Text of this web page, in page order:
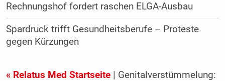
Rechnungshof fordert raschen ELGA-Ausbau
Spardruck trifft Gesundheitsberufe – Proteste
gegen Kürzungen
« Relatus Med Startseite| Genitalverstümmelung: